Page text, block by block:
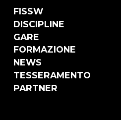
FISSW
DISCIPLINE
GARE
FORMAZIONE
NEWS
TESSERAMENTO
PARTNER